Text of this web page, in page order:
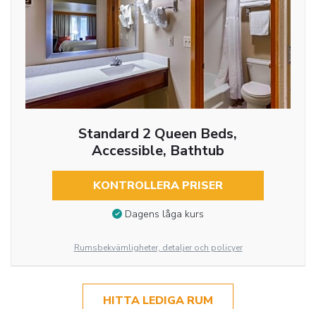
Standard 2 Queen Beds,
Accessible, Bathtub
KONTROLLERA PRISER
Dagens låga kurs
Rumsbekvämligheter, detaljer och policyer
HITTA LEDIGA RUM